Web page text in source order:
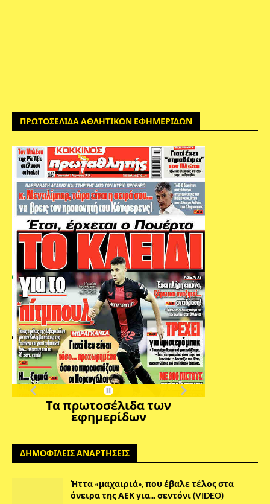
ΠΡΩΤΟΣΕΛΙΔΑ ΑΘΛΗΤΙΚΩΝ ΕΦΗΜΕΡΙΔΩΝ
Τα πρωτοσέλιδα των
εφημερίδων
ΔΗΜΟΦΙΛΕΙΣ ΑΝΑΡΤΗΣΕΙΣ
Ήττα «μαχαιριά», που έβαλε τέλος στα
όνειρα της ΑΕΚ για... σεντόνι (VIDEO)